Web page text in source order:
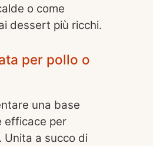
o come
dessert più ricchi.
per pollo o
una base
efficace per
Unita a succo di